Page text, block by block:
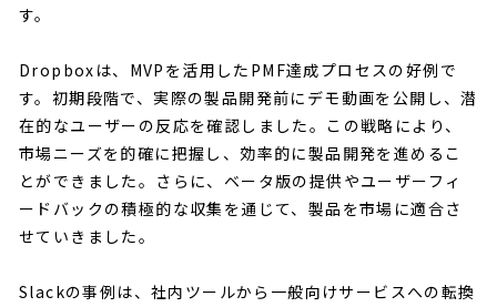
す。
Dropboxは、MVPを活用したPMF達成プロセスの好例で
す。初期段階で、実際の製品開発前にデモ動画を公開し、潜
在的なユーザーの反応を確認しました。この戦略により、
市場ニーズを的確に把握し、効率的に製品開発を進めるこ
とができました。さらに、ベータ版の提供やユーザーフィ
ードバックの積極的な収集を通じて、製品を市場に適合さ
せていきました。
Slackの事例は、社内ツールから一般向けサービスへの転換